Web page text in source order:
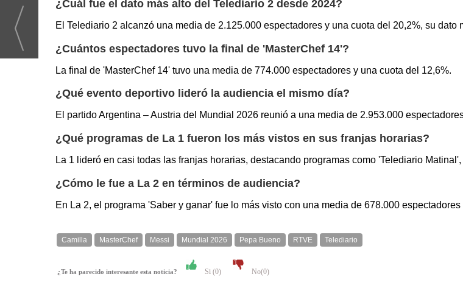
¿Cuál fue el dato más alto del Telediario 2 desde 2024?
El Telediario 2 alcanzó una media de 2.125.000 espectadores y una cuota del 20,2%, su dato
¿Cuántos espectadores tuvo la final de 'MasterChef 14'?
La final de 'MasterChef 14' tuvo una media de 774.000 espectadores y una cuota del 12,6%.
¿Qué evento deportivo lideró la audiencia el mismo día?
El partido Argentina – Austria del Mundial 2026 reunió a una media de 2.953.000
¿Qué programas de La 1 fueron los más vistos en sus franjas horarias?
La 1 lideró en casi todas las franjas horarias, destacando programas como 'Telediario
¿Cómo le fue a La 2 en términos de audiencia?
En La 2, el programa 'Saber y ganar' fue lo más visto con una media de 678.000
Camilla MasterChef Messi Mundial 2026 Pepa Bueno RTVE Telediario
¿Te ha parecido interesante esta noticia? Si (0) No(0)